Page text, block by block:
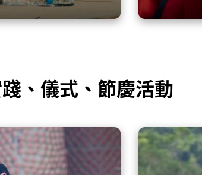
、儀式、節慶活動